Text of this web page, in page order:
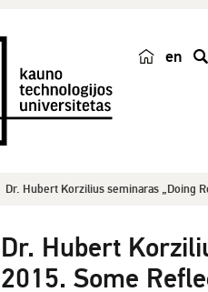
en
k
Dr. Hubert Korzilius seminaras „Doing
Dr. Hubert
2015. Some